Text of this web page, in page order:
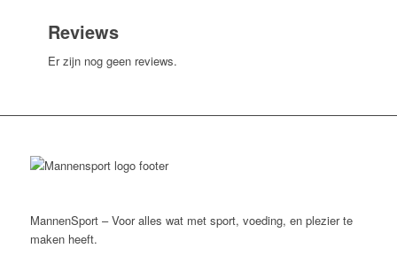
Reviews
Er zijn nog geen reviews.
MannenSport – Voor alles wat met sport, voeding, en plezier te
maken heeft.